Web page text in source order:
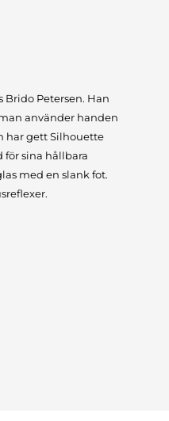
Petersen. Han
använder handen
har gett Silhouette
för sina hållbara
med en slank fot.